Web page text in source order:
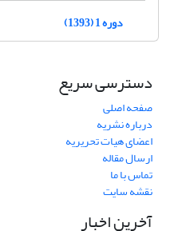
دوره 1 (1393)
دسترسی سریع
صفحه اصلی
درباره نشریه
اعضای هیات تحریریه
ارسال مقاله
تماس با ما
نقشه سایت
آخرین اخبار